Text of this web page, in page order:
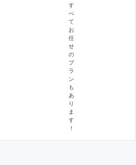
す
べ
て
お
任
せ
の
プ
ラ
ン
も
あ
り
ま
す
！